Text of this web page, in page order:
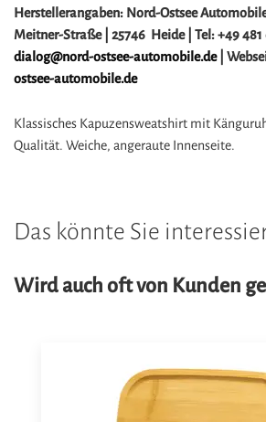
Herstellerangaben: Nord-Ostsee Automobile
Meitner-Straße | 25746 Heide | Tel: +49 481
dialog@nord-ostsee-automobile.de|
ostsee-automobile.de
Klassisches Kapuzensweatshirt mit
Qualität. Weiche, angeraute Innenseite.
Das könnte Sie
Wird auch oft von Kunden